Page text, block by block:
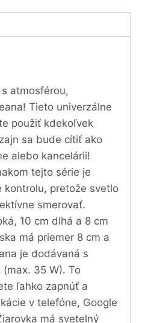
atmosférou,
Tieto univerzálne
použiť kdekoľvek
sa bude cítiť ako
alebo kancelárii!
tejto série je
kontrolu, pretože svetlo
smerovať.
10 cm dlhá a 8 cm
má priemer 8 cm a
je dodávaná s
(max. 35 W). To
ľahko zapnúť a
v telefóne, Google
má svetelný